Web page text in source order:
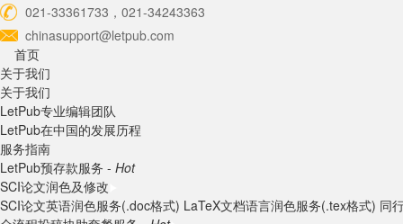
021-33361733，021-34243363
chinasupport@letpub.com
首页
关于我们
关于我们
LetPub专业编辑团队
LetPub在中国的发展历程
服务指南
LetPub预存款服务 - Hot
SCI论文润色及修改
SCI论文英语润色服务(.doc格式) LaTeX文档语言润色服务(.tex格式) 同